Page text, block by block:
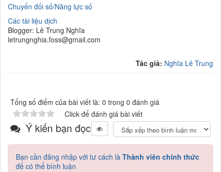
Chuyển đổi số/Năng lực số
Các tài liệu dịch
Blogger: Lê Trung Nghĩa
letrungnghia.foss@gmail.com
Tác giả: Nghĩa Lê Trung
Tổng số điểm của bài viết là: 0 trong 0 đánh giá
Click để đánh giá bài viết
Ý kiến bạn đọc
Bạn cần đăng nhập với tư cách là Thành viên chính thức
để có thể bình luận